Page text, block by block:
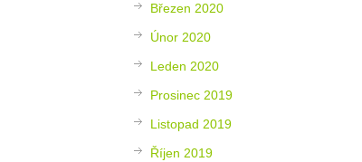
Březen 2020
Únor 2020
Leden 2020
Prosinec 2019
Listopad 2019
Říjen 2019